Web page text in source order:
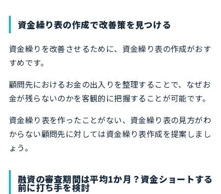
資金繰り表の作成で改善策を見つける
資金繰りを改善させるために、資金繰り表の作成がおす
すめです。
顧問先におけるお金の出入りを整理することで、なぜお
金が残らないのかを客観的に把握することが可能です。
資金繰り表を作ったことがない、資金繰り表の見方がわ
からない顧問先に対しては資金繰り表作成を提案しまし
ょう。
融資の審査期間は平均1か月？資金ショートする
前に打ち手を検討